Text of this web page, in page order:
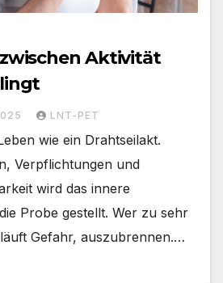
Aktivität
LNT-PET
wie ein Drahtseilakt.
Verpflichtungen und
wird das innere
Probe gestellt. Wer zu sehr
Gefahr, auszubrennen.…